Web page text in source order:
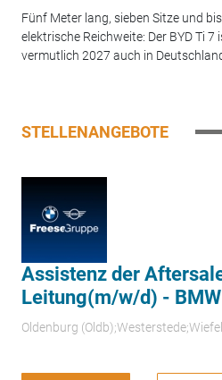
Fünf Meter lang, sieben Sitze und
elektrische Reichweite: Der BYD Ti
vermutlich 2027 auch in
STELLENANGEBOTE
Assistenz der
Leitung(m/w/d) -
Oldenburg